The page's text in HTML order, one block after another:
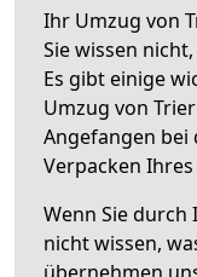
Ihr Umzug von
Sie wissen
Es gibt einige
Umzug von
Angefangen bei
Verpacken
Wenn Sie
nicht wissen,